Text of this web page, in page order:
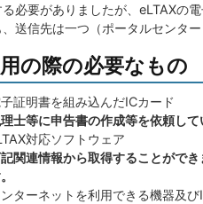
必要がありましたが、eLTAXの
送信先は一つ（ポータルセンター
の際の必要なもの
証明書を組み込んだICカード
士等に申告書の作成等を依頼して
対応ソフトウェア
関連情報から取得することがで
ターネットを利用できる機器及